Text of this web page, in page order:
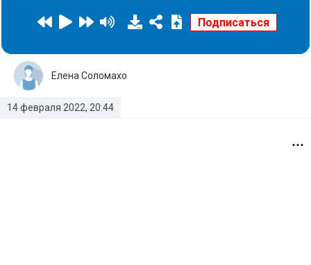
14 февраля 2022, 20:44
Елена Соломахо